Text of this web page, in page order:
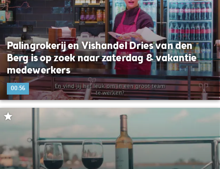
Palingrokerij en Vishandel Dries van den
Berg is op zoek naar zaterdag & vakantie
medewerkers
00:56